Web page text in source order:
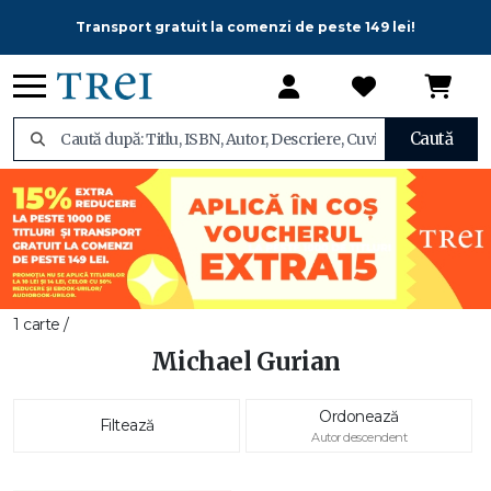
Transport gratuit la comenzi de peste 149 lei!
Caută
1 carte /
Michael Gurian
Filtează Ordonează
Autor descendent